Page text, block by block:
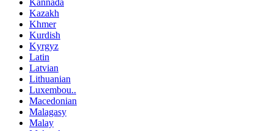
Kannada
Kazakh
Khmer
Kurdish
Kyrgyz
Latin
Latvian
Lithuanian
Luxembou..
Macedonian
Malagasy
Malay